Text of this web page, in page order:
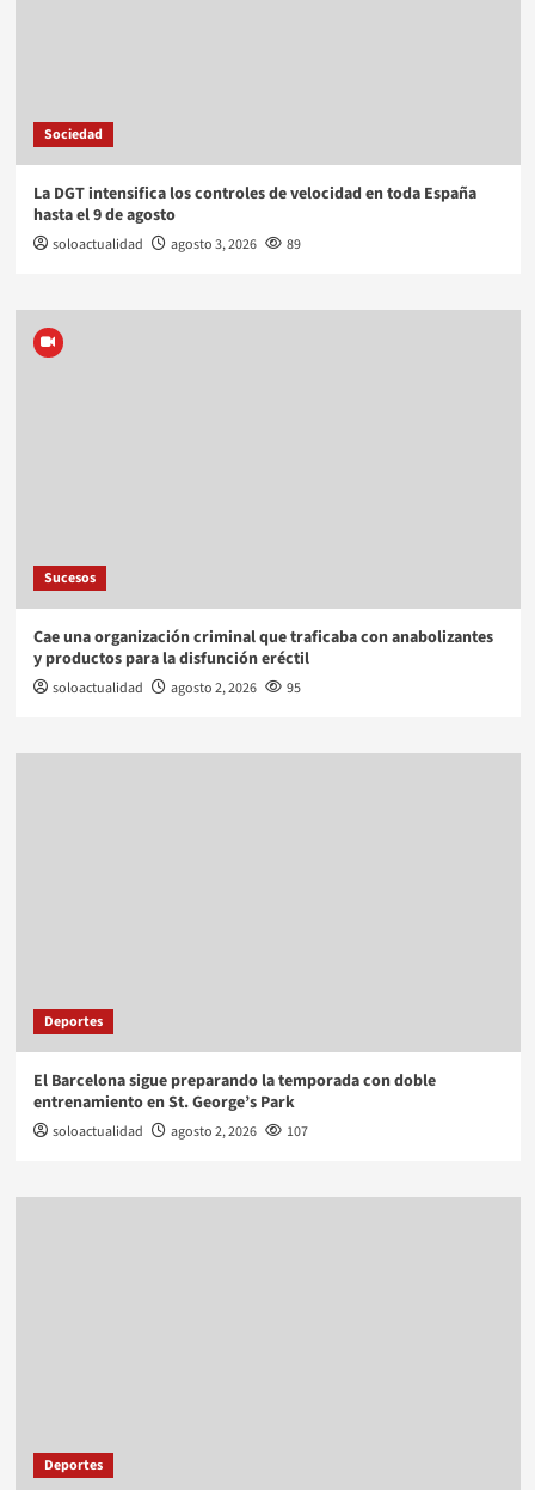
Sociedad
La DGT intensifica los controles de velocidad en toda España
hasta el 9 de agosto
soloactualidad agosto 3, 2026 89
Sucesos
Cae una organización criminal que traficaba con anabolizantes
y productos para la disfunción eréctil
soloactualidad agosto 2, 2026 95
Deportes
El Barcelona sigue preparando la temporada con doble
entrenamiento en St. George’s Park
soloactualidad agosto 2, 2026 107
Deportes